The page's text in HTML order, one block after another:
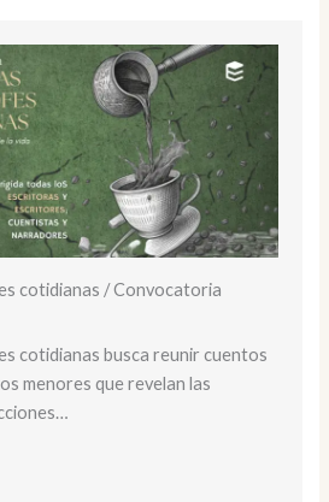
cotidianas / Convocatoria
cotidianas busca reunir cuentos
menores que revelan las